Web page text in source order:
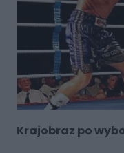
Krajobraz po